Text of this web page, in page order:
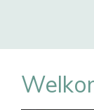
naar
hoofdinhoud